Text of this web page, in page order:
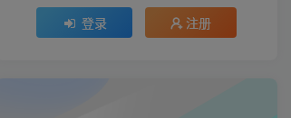
登录 注册